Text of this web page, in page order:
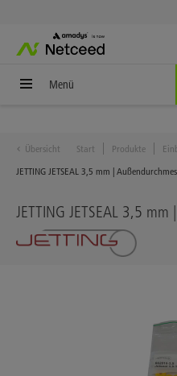
Menü
Übersicht Start Produkte
JETTING JETSEAL 3,5 mm |
JETTING JETSEAL 3,5